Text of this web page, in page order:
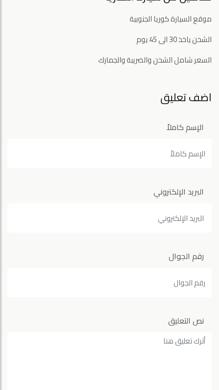
موقع السيارة كوريا الجنوبية
الشحن ياخذ 30 الى 45 يوم
السعر شامل الشحن والضريبة والجمارك
اضف تعليق
الإسم كاملاً
البريد الإلكتروني
رقم الجوال
نص التعليق